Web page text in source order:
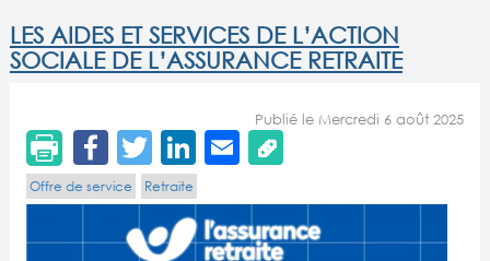
LES AIDES ET SERVICES DE L’ACTION
SOCIALE DE L’ASSURANCE RETRAITE
Publié le Mercredi 6 août 2025
Offre de service Retraite